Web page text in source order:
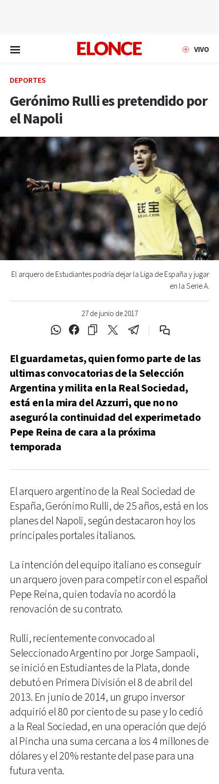
VIVO
DEPORTES
Gerónimo Rulli es pretendido por
el Napoli
27 de junio de 2017
El arquero de Estudiantes podría dejar la Liga de España y jugar
en la Serie A.
El guardametas, quien formo parte de las
ultimas convocatorias de la Selección
Argentina y milita en la Real Sociedad,
está en la mira del Azzurri, que no no
aseguró la continuidad del experimetado
Pepe Reina de cara a la próxima
temporada
El arquero argentino de la Real Sociedad de
España, Gerónimo Rulli, de 25 años, está en los
planes del Napoli, según destacaron hoy los
principales portales italianos.
La intención del equipo italiano es conseguir
un arquero joven para competir con el español
Pepe Reina, quien todavía no acordó la
renovación de su contrato.
Rulli, recientemente convocado al
Seleccionado Argentino por Jorge Sampaoli,
se inició en Estudiantes de la Plata, donde
debutó en Primera División el 8 de abril del
2013. En junio de 2014, un grupo inversor
adquirió el 80 por ciento de su pase y lo cedió
a la Real Sociedad, en una operación que dejó
al Pincha una suma cercana a los 4 millones de
dólares y el 20% restante del pase para una
futura venta.